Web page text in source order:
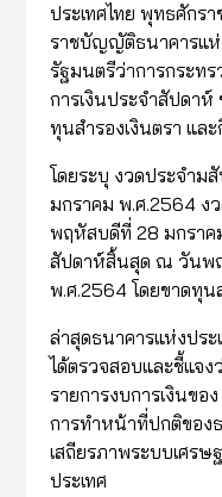
ประเทศไทย พุทธศักร
ราชบัญญัติธนาคารแห่
รัฐมนตรีว่าการกระท
การเงินประจำสัปดาห์
ทุนสำรองเงินตรา แล
โดยระบุ งวดประจำ
มกราคม พ.ศ.2564
พฤหัสบดีที่ 28 มกราค
สัปดาห์สิ้นสุด ณ วันพ
พ.ศ.2564 โดยขาดทุ
ล่าสุดธนาคารแห่งประ
ได้ตรวจสอบและชี้แจง
รายการงบการเงินขอ
การทำหน้าที่ปกติของ
เสถียรภาพระบบเศร
ประเทศ